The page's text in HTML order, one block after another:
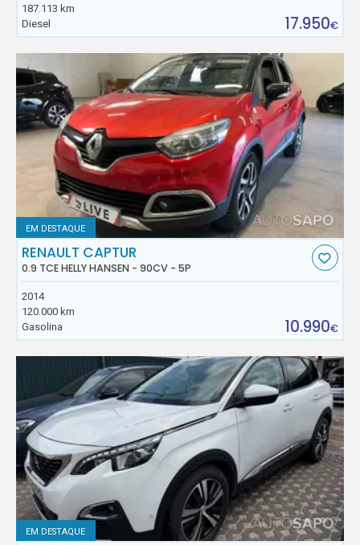
187.113 km
Diesel
17.950€
EM DESTAQUE
RENAULT CAPTUR
0.9 TCE HELLY HANSEN - 90CV - 5P
2014
120.000 km
Gasolina
10.990€
EM DESTAQUE